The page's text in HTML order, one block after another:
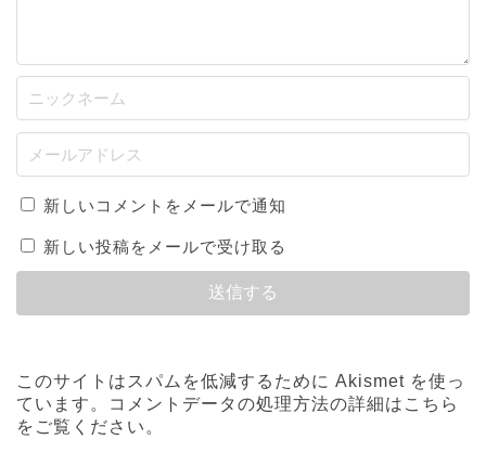
新しいコメントをメールで通知
新しい投稿をメールで受け取る
このサイトはスパムを低減するために Akismet を使っ
ています。
コメントデータの処理方法の詳細はこちら
をご覧ください 。